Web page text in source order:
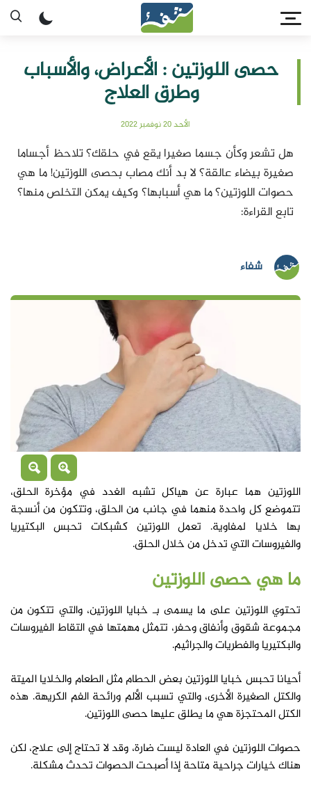
حصى اللوزتين : الأعراض، والأسباب
وطرق العلاج
الأحد 20 نوفمبر 2022
هل تشعر وكأن جسما صغيرا يقع في حلقك؟ تلاحظ أجساما
صغيرة بيضاء عالقة؟ لا بد أنك مصاب بحصى اللوزتين! ما هي
حصوات اللوزتين؟ ما هي أسبابها؟ وكيف يمكن التخلص منها؟
تابع القراءة:
شفاء
اللوزتين هما عبارة عن هياكل تشبه الغدد في مؤخرة الحلق،
تتموضع كل واحدة منهما في جانب من الحلق، وتتكون من أنسجة
بها خلايا لمفاوية. تعمل اللوزتين كشبكات تحبس البكتيريا
والفيروسات التي تدخل من خلال الحلق.
ما هيحصى اللوزتين
تحتوي اللوزتين على ما يسمى بـ خبايا اللوزتين، والتي تتكون من
مجموعة شقوق وأنفاق وحفر، تتمثل مهمتها في التقاط الفيروسات
والبكتيريا والفطريات والجراثيم.
أحيانا تحبس خبايا اللوزتين بعض الحطام مثل الطعام والخلايا الميتة
والكتل الصغيرة الأخرى، والتي تسبب الألم ورائحة الفم الكريهة. هذه
الكتل المحتجزة هي ما يطلق عليها حصى اللوزتين.
حصوات اللوزتين في العادة ليست ضارة، وقد لا تحتاج إلى علاج، لكن
هناك خيارات جراحية متاحة إذا أصبحت الحصوات تحدث مشكلة.